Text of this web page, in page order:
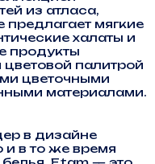
из атласа,
мягкие
халаты и
продукты
палитрой
цветочными
материалами.
в дизайне
и в то же время